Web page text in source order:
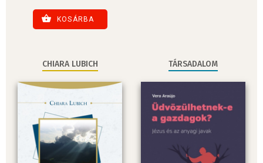
KOSÁRBA
CHIARA LUBICH TÁRSADALOM